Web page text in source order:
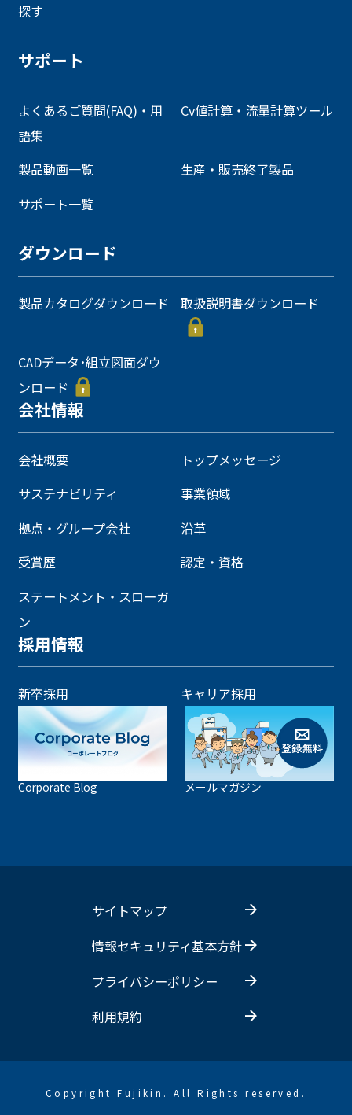
探す
サポート
よくあるご質問(FAQ)・用
語集
Cv値計算・流量計算ツール
製品動画一覧
生産・販売終了製品
サポート一覧
ダウンロード
製品カタログダウンロード 取扱説明書ダウンロード
CADデータ･組立図面ダウ
ンロード
会社情報
会社概要
トップメッセージ
サステナビリティ
事業領域
拠点・グループ会社
沿革
受賞歴
認定・資格
ステートメント・スローガ
ン
採用情報
新卒採用 キャリア採用
Corporate Blog メールマガジン
サイトマップ
情報セキュリティ基本方針
プライバシーポリシー
利用規約
Copyright Fujikin. All Rights reserved.